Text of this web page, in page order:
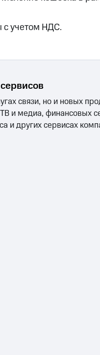
Умные часы и трекеры
при оплате с
с учетом НДС.
связи, но и новых
и медиа, финансовых
и других сервисах